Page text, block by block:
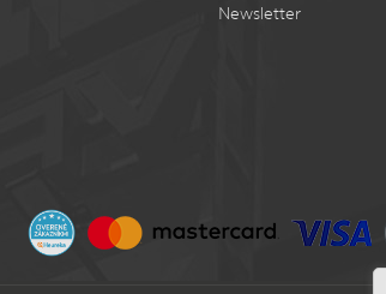
Newsletter